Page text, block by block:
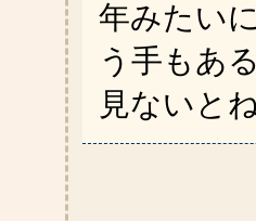
年みたい
う手もあ
見ないと